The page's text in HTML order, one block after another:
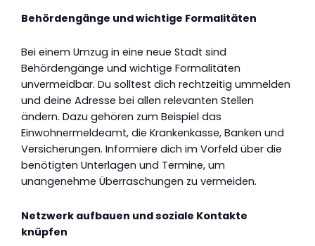
Behördengänge und wichtige Formalitäten
Bei einem Umzug in eine neue Stadt sind
Behördengänge und wichtige Formalitäten
unvermeidbar. Du solltest dich rechtzeitig ummelden
und deine Adresse bei allen relevanten Stellen
ändern. Dazu gehören zum Beispiel das
Einwohnermeldeamt, die Krankenkasse, Banken und
Versicherungen. Informiere dich im Vorfeld über die
benötigten Unterlagen und Termine, um
unangenehme Überraschungen zu vermeiden.
Netzwerk aufbauen und soziale Kontakte
knüpfen